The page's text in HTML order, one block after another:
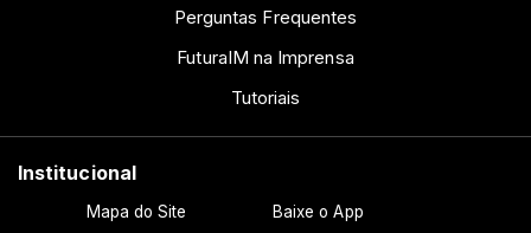
Perguntas Frequentes
FuturaIM na Imprensa
Tutoriais
Institucional
Mapa do Site Baixe o App